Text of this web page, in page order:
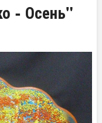
- Осень"